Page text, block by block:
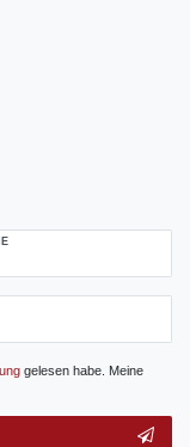
gelesen habe. Meine